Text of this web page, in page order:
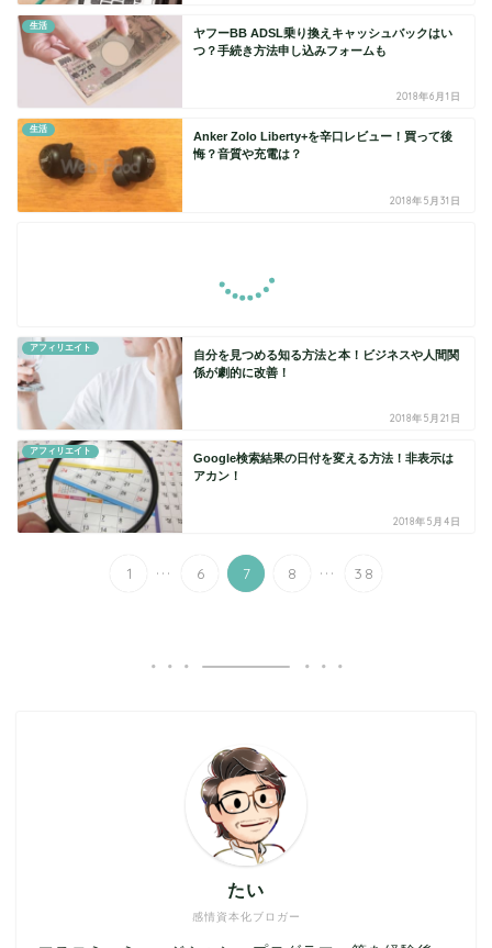
生活
ヤフーBB ADSL乗り換えキャッシュバックはい
つ？手続き方法申し込みフォームも
2018年6月1日
生活
Anker Zolo Liberty+を辛口レビュー！買って後
悔？音質や充電は？
2018年5月31日
アフィリエイト
自分を見つめる知る方法と本！ビジネスや人間関
係が劇的に改善！
2018年5月21日
アフィリエイト
Google検索結果の日付を変える方法！非表示は
アカン！
2018年5月4日
1 ... 6 7 8 ... 38
感情資本化ブロガー
たい